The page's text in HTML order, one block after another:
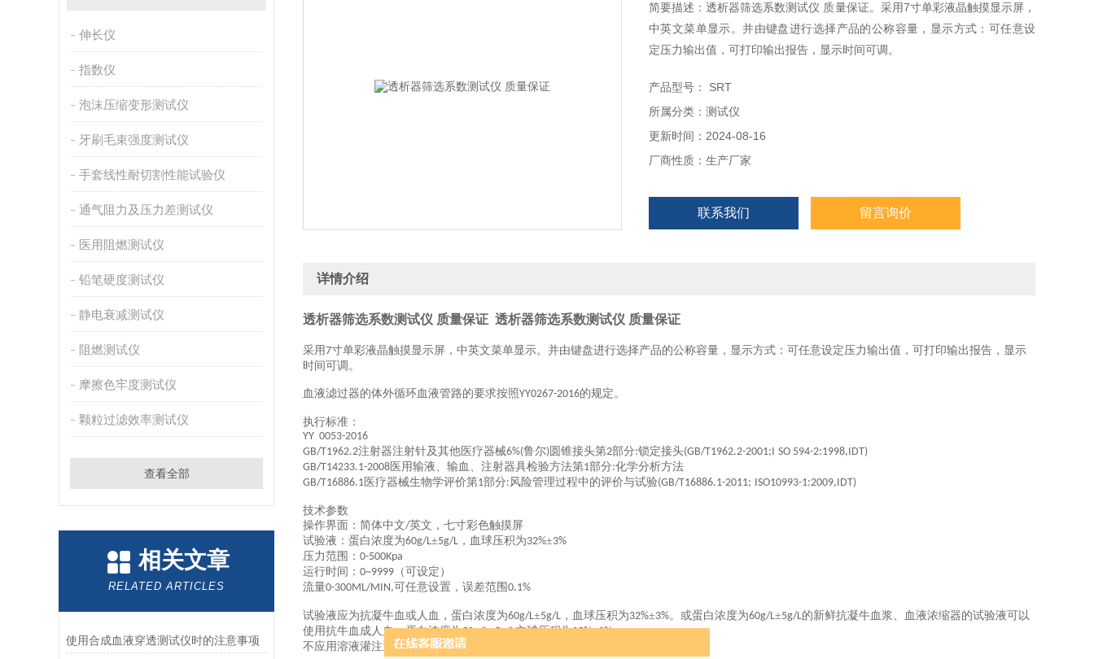
伸长仪
指数仪
泡沫压缩变形测试仪
牙刷毛束强度测试仪
手套线性耐切割性能试验仪
通气阻力及压力差测试仪
医用阻燃测试仪
铅笔硬度测试仪
静电衰减测试仪
阻燃测试仪
摩擦色牢度测试仪
颗粒过滤效率测试仪
查看全部
相关文章
RELATED ARTICLES
使用合成血液穿透测试仪时的注意事项
简要描述：透析器筛选系数测试仪 质量保证。采用7寸单彩液晶触摸显示屏，
中英文菜单显示。并由键盘进行选择产品的公称容量，显示方式：可任意设
定压力输出值，可打印输出报告，显示时间可调。
产品型号： SRT
所属分类：测试仪
更新时间：2024-08-16
厂商性质：生产厂家
联系我们 留言询价
详情介绍
透析器筛选系数测试仪 质量保证 透析器筛选系数测试仪 质量保证
采用7寸单彩液晶触摸显示屏，中英文菜单显示。并由键盘进行选择产品的公称容量，显示方式：可任意设定压力输出值，可打印输出报告，显示
时间可调 。
血液滤过器的体外循环血液管路的要求按照YY0267-2016的规定。
执行标准：
YY 0053-2016
GB/T1962.2注射器注射针及其他医疗器械6%(鲁尔) 圆锥接头第2部分:锁定接头(GB/T1962.2-2001;I SO 594-2:1998,IDT)
GB/T14233.1-2008 医用输液、输血、注射器具检验方法第1部分:化学分析方法
GB/T16886.1 医疗器械生物学评价第1部分: 风险管理过程中的评价与试验(GB/T16886.1-2011; ISO10993-1:2009,IDT)
技术参数
操作界面：简体中文/英文，七寸彩色触摸屏
试验液 ： 蛋白浓度为60g/L±5g/L ，血球压积为32%±3%
压力范围： 0-500Kpa
运行时间： 0~9999 （可设定）
流量0-300ML/MIN,可任意设置，误差范围 0.1%
试验液应为抗凝牛血或人血，蛋白浓度为60g/L±5g/L ，血球压积为32%±3%。或蛋白浓度为60g/L±5g/L的新鲜抗凝牛血浆、血液浓缩器的试验液可以
使用抗牛血成人血，蛋白浓度为50g/L±5g/L主球压积为25%±3%。
不应用溶液灌注透析液室或滤过液室。